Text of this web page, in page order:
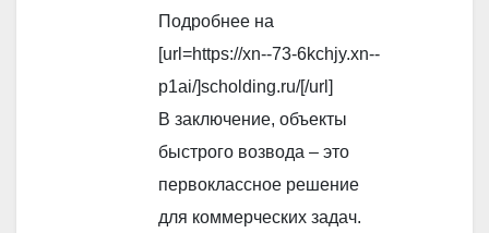
Подробнее на
[url=https://xn--73-6kchjy.xn--
p1ai/]scholding.ru/[/url]
В заключение, объекты
быстрого возвода – это
первоклассное решение
для коммерческих задач.